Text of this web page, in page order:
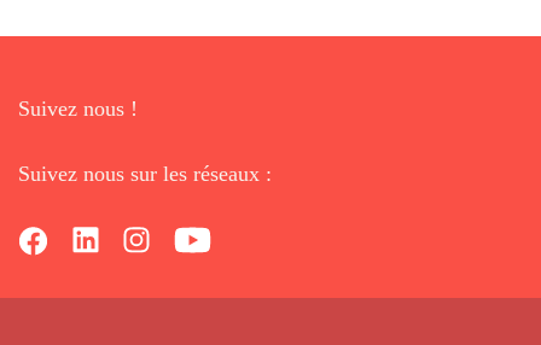
Suivez nous !
Suivez nous sur les réseaux :